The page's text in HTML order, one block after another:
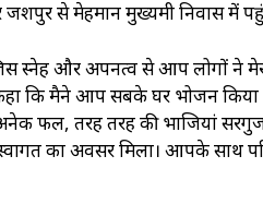
से मेहमान मुख्यमंत्री निवास में
स्नेह और अपनत्व से आप लोगों ने
कि मैने आप सबके घर भोजन
फल, तरह तरह की भाजियां
स्वागत का अवसर मिला। आपके